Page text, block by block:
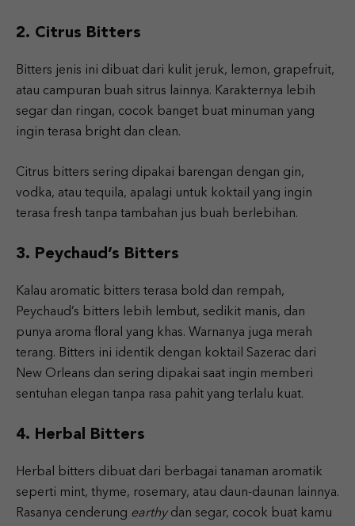
2. Citrus Bitters
Bitters jenis ini dibuat dari kulit jeruk, lemon, grapefruit,
atau campuran buah sitrus lainnya. Karakternya lebih
segar dan ringan, cocok banget buat minuman yang
ingin terasa bright dan clean.
Citrus bitters sering dipakai barengan dengan gin,
vodka, atau tequila, apalagi untuk koktail yang ingin
terasa fresh tanpa tambahan jus buah berlebihan.
3. Peychaud’s Bitters
Kalau aromatic bitters terasa bold dan rempah,
Peychaud’s bitters lebih lembut, sedikit manis, dan
punya aroma floral yang khas. Warnanya juga merah
terang. Bitters ini identik dengan koktail Sazerac dari
New Orleans dan sering dipakai saat ingin memberi
sentuhan elegan tanpa rasa pahit yang terlalu kuat.
4. Herbal Bitters
Herbal bitters dibuat dari berbagai tanaman aromatik
seperti mint, thyme, rosemary, atau daun-daunan lainnya.
Rasanya cenderung earthy dan segar, cocok buat kamu